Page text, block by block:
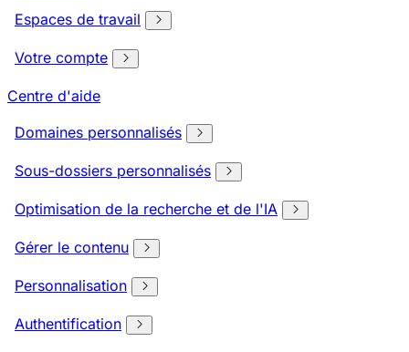
Espaces de travail
Votre compte
Centre d'aide
Domaines personnalisés
Sous-dossiers personnalisés
Optimisation de la recherche et de l'IA
Gérer le contenu
Personnalisation
Authentification